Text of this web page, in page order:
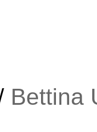
Bettina